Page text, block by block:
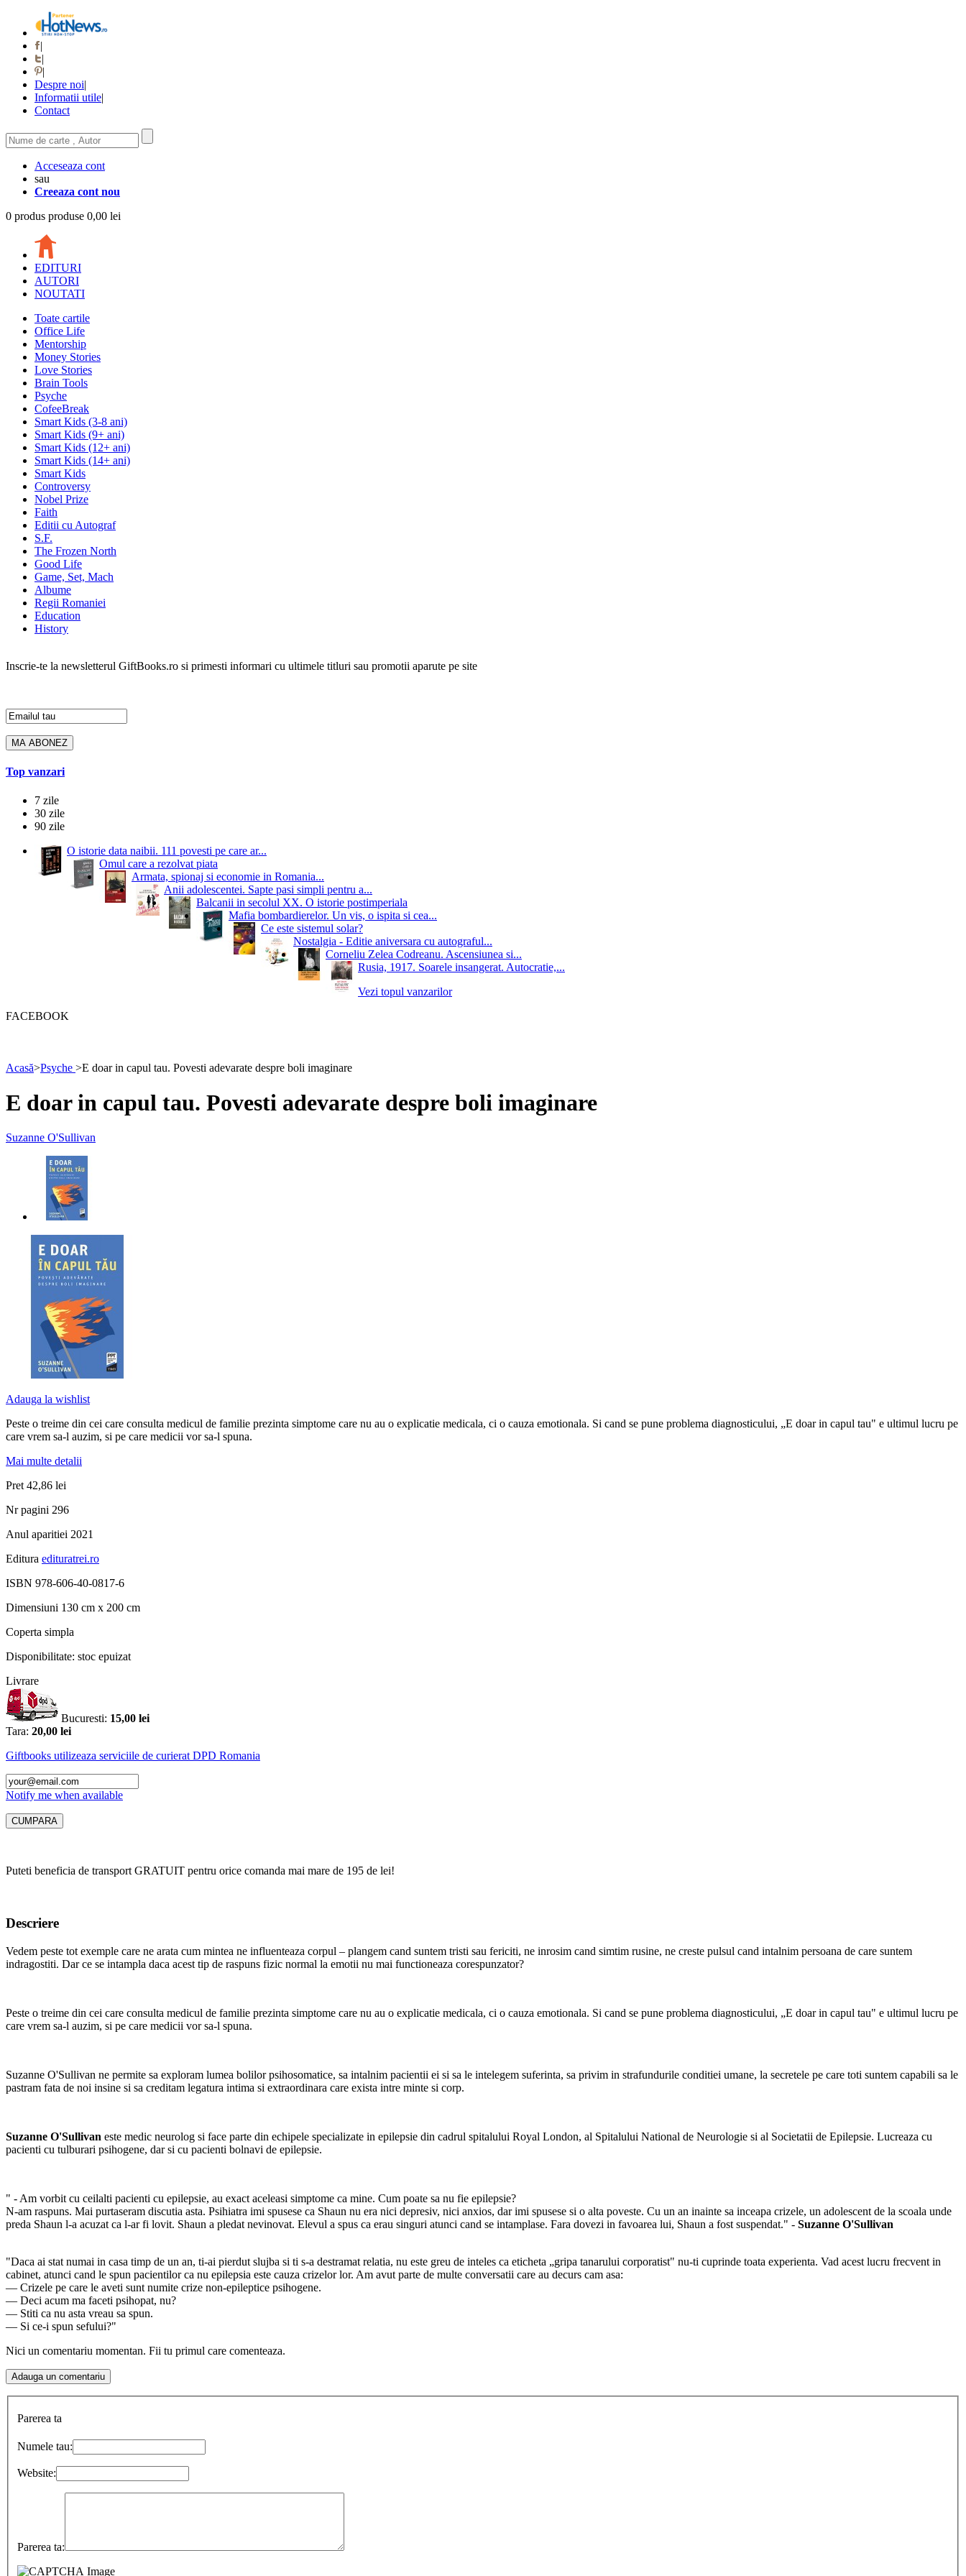
|
|
|
Despre noi|
Informatii utile|
Contact
Acceseaza cont
sau
Creeaza cont nou
0 produs produse 0,00 lei
EDITURI
AUTORI
NOUTATI
Toate cartile
Office Life
Mentorship
Money Stories
Love Stories
Brain Tools
Psyche
CofeeBreak
Smart Kids (3-8 ani)
Smart Kids (9+ ani)
Smart Kids (12+ ani)
Smart Kids (14+ ani)
Smart Kids
Controversy
Nobel Prize
Faith
Editii cu Autograf
S.F.
The Frozen North
Good Life
Game, Set, Mach
Albume
Regii Romaniei
Education
History
Inscrie-te la newsletterul GiftBooks.ro si primesti informari cu ultimele titluri sau promotii aparute pe site
Top vanzari
7 zile
30 zile
90 zile
O istorie data naibii. 111 povesti pe care ar...
Omul care a rezolvat piata
Armata, spionaj si economie in Romania...
Anii adolescentei. Sapte pasi simpli pentru a...
Balcanii in secolul XX. O istorie postimperiala
Mafia bombardierelor. Un vis, o ispita si cea...
Ce este sistemul solar?
Nostalgia - Editie aniversara cu autograful...
Corneliu Zelea Codreanu. Ascensiunea si...
Rusia, 1917. Soarele insangerat. Autocratie,...
Vezi topul vanzarilor
FACEBOOK
Acasă>Psyche >E doar in capul tau. Povesti adevarate despre boli imaginare
E doar in capul tau. Povesti adevarate despre boli imaginare
Suzanne O'Sullivan
Adauga la wishlist
Peste o treime din cei care consulta medicul de familie prezinta simptome care nu au o explicatie medicala, ci o cauza emotionala. Si cand se pune problema diagnosticului, „E doar in capul tau" e ultimul lucru pe
care vrem sa-l auzim, si pe care medicii vor sa-l spuna.
Mai multe detalii
Pret 42,86 lei
Nr pagini 296
Anul aparitiei 2021
Editura edituratrei.ro
ISBN 978-606-40-0817-6
Dimensiuni 130 cm x 200 cm
Coperta simpla
Disponibilitate: stoc epuizat
Livrare
Bucuresti: 15,00 lei
Tara: 20,00 lei
Giftbooks utilizeaza serviciile de curierat DPD Romania
Notify me when available
Puteti beneficia de transport GRATUIT pentru orice comanda mai mare de 195 de lei!
Descriere
Vedem peste tot exemple care ne arata cum mintea ne influenteaza corpul – plangem cand suntem tristi sau fericiti, ne inrosim cand simtim rusine, ne creste pulsul cand intalnim persoana de care suntem
indragostiti. Dar ce se intampla daca acest tip de raspuns fizic normal la emotii nu mai functioneaza corespunzator?
Peste o treime din cei care consulta medicul de familie prezinta simptome care nu au o explicatie medicala, ci o cauza emotionala. Si cand se pune problema diagnosticului, „E doar in capul tau" e ultimul lucru pe
care vrem sa-l auzim, si pe care medicii vor sa-l spuna.
Suzanne O'Sullivan ne permite sa exploram lumea bolilor psihosomatice, sa intalnim pacientii ei si sa le intelegem suferinta, sa privim in strafundurile conditiei umane, la secretele pe care toti suntem capabili sa le
pastram fata de noi insine si sa creditam legatura intima si extraordinara care exista intre minte si corp.
Suzanne O'Sullivan este medic neurolog si face parte din echipele specializate in epilepsie din cadrul spitalului Royal London, al Spitalului National de Neurologie si al Societatii de Epilepsie. Lucreaza cu
pacienti cu tulburari psihogene, dar si cu pacienti bolnavi de epilepsie.
" - Am vorbit cu ceilalti pacienti cu epilepsie, au exact aceleasi simptome ca mine. Cum poate sa nu fie epilepsie?
N‑am raspuns. Mai purtaseram discutia asta. Psihiatra imi spusese ca Shaun nu era nici depresiv, nici anxios, dar imi spusese si o alta poveste. Cu un an inainte sa inceapa crizele, un adolescent de la scoala unde
preda Shaun l‑a acuzat ca l‑ar fi lovit. Shaun a pledat nevinovat. Elevul a spus ca erau singuri atunci cand se intamplase. Fara dovezi in favoarea lui, Shaun a fost suspendat." - Suzanne O'Sullivan
"Daca ai stat numai in casa timp de un an, ti‑ai pierdut slujba si ti s‑a destramat relatia, nu este greu de inteles ca eticheta „gripa tanarului corporatist" nu‑ti cuprinde toata experienta. Vad acest lucru frecvent in
cabinet, atunci cand le spun pacientilor ca nu epilepsia este cauza crizelor lor. Am avut parte de multe conversatii care au decurs cam asa:
— Crizele pe care le aveti sunt numite crize non‑epileptice psihogene.
— Deci acum ma faceti psihopat, nu?
— Stiti ca nu asta vreau sa spun.
— Si ce‑i spun sefului?"
Nici un comentariu momentan. Fii tu primul care comenteaza.
Parerea ta
Numele tau:
Website:
Parerea ta: